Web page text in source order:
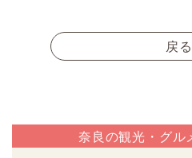
戻る
奈良の観光・グル